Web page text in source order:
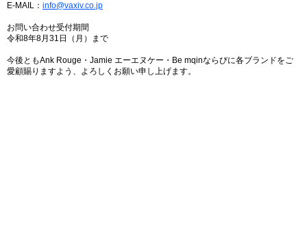
E-MAIL： info@vaxiv.co.jp
お問い合わせ受付期間
令和8年8月31日（月）まで
今後ともAnk Rouge・Jamie エーエヌケー・Be mqinならびに各ブランドをご
愛顧賜りますよう、よろしくお願い申し上げます。